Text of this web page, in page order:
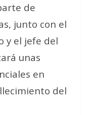
de
junto con el
y el jefe del
unas
en
del